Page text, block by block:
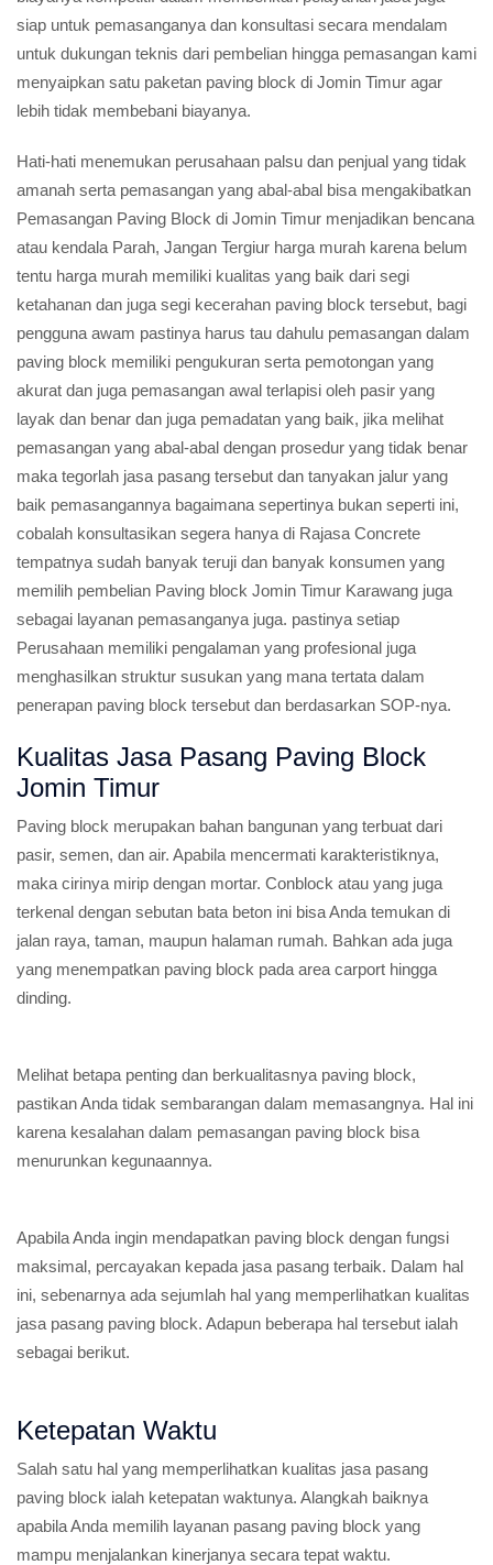
siap untuk pemasanganya dan konsultasi secara mendalam
untuk dukungan teknis dari pembelian hingga pemasangan kami
menyaipkan satu paketan paving block di Jomin Timur agar
lebih tidak membebani biayanya.
Hati-hati menemukan perusahaan palsu dan penjual yang tidak
amanah serta pemasangan yang abal-abal bisa mengakibatkan
Pemasangan Paving Block di Jomin Timur menjadikan bencana
atau kendala Parah, Jangan Tergiur harga murah karena belum
tentu harga murah memiliki kualitas yang baik dari segi
ketahanan dan juga segi kecerahan paving block tersebut, bagi
pengguna awam pastinya harus tau dahulu pemasangan dalam
paving block memiliki pengukuran serta pemotongan yang
akurat dan juga pemasangan awal terlapisi oleh pasir yang
layak dan benar dan juga pemadatan yang baik, jika melihat
pemasangan yang abal-abal dengan prosedur yang tidak benar
maka tegorlah jasa pasang tersebut dan tanyakan jalur yang
baik pemasangannya bagaimana sepertinya bukan seperti ini,
cobalah konsultasikan segera hanya di Rajasa Concrete
tempatnya sudah banyak teruji dan banyak konsumen yang
memilih pembelian Paving block Jomin Timur Karawang juga
sebagai layanan pemasanganya juga. pastinya setiap
Perusahaan memiliki pengalaman yang profesional juga
menghasilkan struktur susukan yang mana tertata dalam
penerapan paving block tersebut dan berdasarkan SOP-nya.
Kualitas Jasa Pasang Paving Block
Jomin Timur
Paving block merupakan bahan bangunan yang terbuat dari
pasir, semen, dan air. Apabila mencermati karakteristiknya,
maka cirinya mirip dengan mortar. Conblock atau yang juga
terkenal dengan sebutan bata beton ini bisa Anda temukan di
jalan raya, taman, maupun halaman rumah. Bahkan ada juga
yang menempatkan paving block pada area carport hingga
dinding.
Melihat betapa penting dan berkualitasnya paving block,
pastikan Anda tidak sembarangan dalam memasangnya. Hal ini
karena kesalahan dalam pemasangan paving block bisa
menurunkan kegunaannya.
Apabila Anda ingin mendapatkan paving block dengan fungsi
maksimal, percayakan kepada jasa pasang terbaik. Dalam hal
ini, sebenarnya ada sejumlah hal yang memperlihatkan kualitas
jasa pasang paving block. Adapun beberapa hal tersebut ialah
sebagai berikut.
Ketepatan Waktu
Salah satu hal yang memperlihatkan kualitas jasa pasang
paving block ialah ketepatan waktunya. Alangkah baiknya
apabila Anda memilih layanan pasang paving block yang
mampu menjalankan kinerjanya secara tepat waktu.